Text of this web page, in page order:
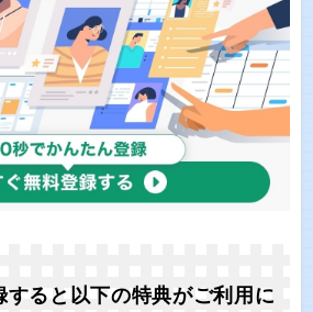
すると以下の特典がご利用に